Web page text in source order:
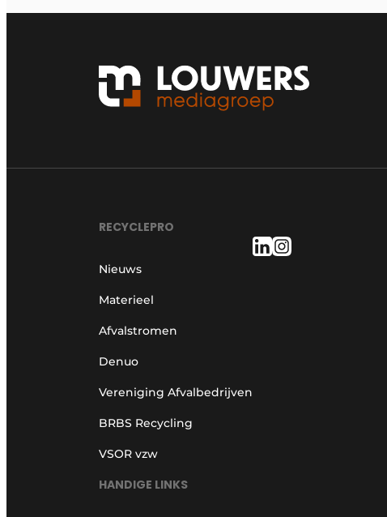
RECYCLEPRO
Nieuws
Materieel
Afvalstromen
Denuo
Vereniging Afvalbedrijven
BRBS Recycling
VSOR vzw
HANDIGE LINKS